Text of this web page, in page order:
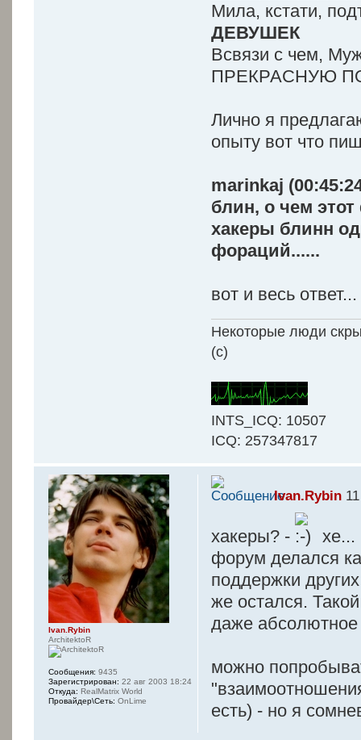
Мила, кстати,
ДЕВУШЕК
Всвязи с чем,
ПРЕКРАСНУЮ
Лично я
опыту вот что
marinkaj
блин, о чем
хакеры блинн
фораций......
вот и весь ответ...
Некоторые люди
(с)
INTS_ICQ: 10507
ICQ: 257347817
Ivan.Rybin
хакеры? -
хе...
форум делался
поддержки
же остался.
даже
можно
есть) - но я
Ivan.Rybin
ArchitektoR
Сообщения: 9435
Зарегистрирован: 22 авг 2003 18:24
Откуда: RealMatrix World
Провайдер\Сеть: OnLime